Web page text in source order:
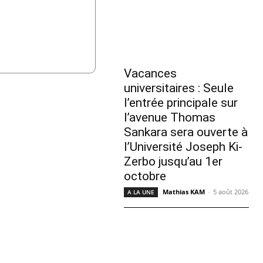
Vacances
universitaires : Seule
l’entrée principale sur
l’avenue Thomas
Sankara sera ouverte à
l’Université Joseph Ki-
Zerbo jusqu’au 1er
octobre
A LA UNE Mathias KAM - 5 août 2026